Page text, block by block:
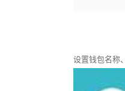
设置钱包名称